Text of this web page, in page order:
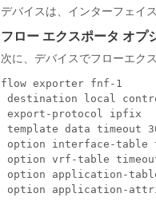
デバイスは、インターフェイ
フロー エクスポータ オプ
次に、デバイスでフローエク
flow exporter fnf-1
destination local
export-protocol ipfix
template data timeout
option interface-table
option vrf-table
option application-
option application-